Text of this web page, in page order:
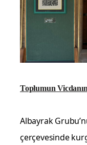
Toplumun
Albayrak
çerçevesinde